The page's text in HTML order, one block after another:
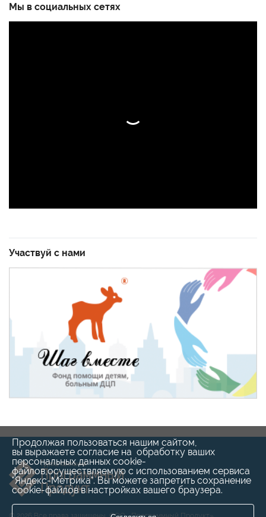
Мы в социальных сетях
Участвуй с нами
Продолжая пользоваться нашим сайтом,
вы выражаете согласие на обработку ваших
персональных данных cookie-
файлов,осуществляемую с использованием сервиса
"Яндекс-Метрика". Вы можете запретить сохранение
cookie-файлов в настройках вашего браузера.